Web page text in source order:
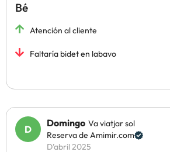
Bé
Atención al cliente
Faltaría bidet en labavo
Domingo Va viatjar sol
Reserva de Amimir.com
D’abril 2025